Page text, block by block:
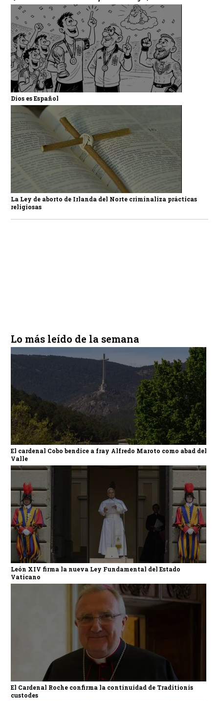
Dios es Español
La Ley de aborto de Irlanda del Norte criminaliza prácticas
religiosas
Lo más leído de la semana
El cardenal Cobo bendice a fray Alfredo Maroto como abad del
Valle
León XIV firma la nueva Ley Fundamental del Estado
Vaticano
El Cardenal Roche confirma la continuidad de Traditionis
custodes